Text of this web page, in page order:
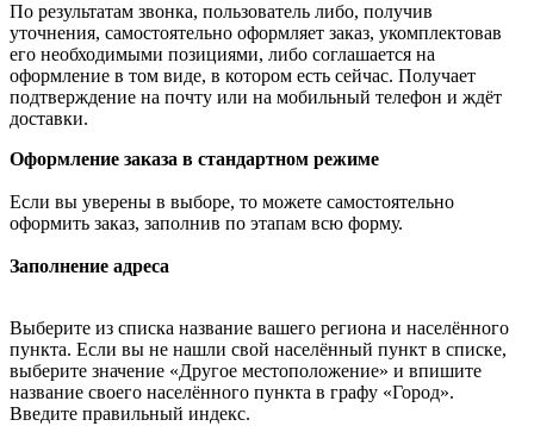
По результатам звонка, пользователь либо, получив
уточнения, самостоятельно оформляет заказ, укомплектовав
его необходимыми позициями, либо соглашается на
оформление в том виде, в котором есть сейчас. Получает
подтверждение на почту или на мобильный телефон и ждёт
доставки.
Оформление заказа в стандартном режиме
Если вы уверены в выборе, то можете самостоятельно
оформить заказ, заполнив по этапам всю форму.
Заполнение адреса
Выберите из списка название вашего региона и населённого
пункта. Если вы не нашли свой населённый пункт в списке,
выберите значение «Другое местоположение» и впишите
название своего населённого пункта в графу «Город».
Введите правильный индекс.